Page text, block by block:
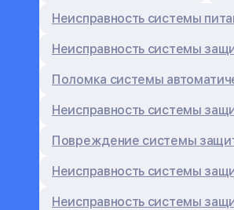
Неисправность системы
Неисправность системы
Поломка системы
Неисправность системы
Повреждение системы
Неисправность системы
Неисправность системы